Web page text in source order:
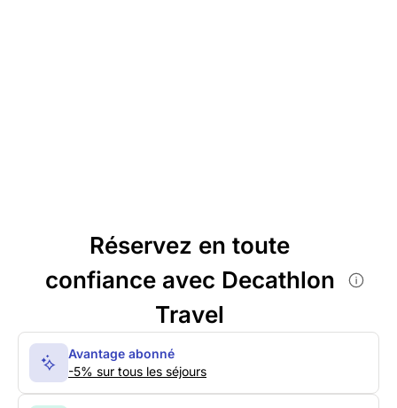
Réservez en toute
confiance avec Decathlon
Travel
Avantage abonné
-5% sur tous les séjours